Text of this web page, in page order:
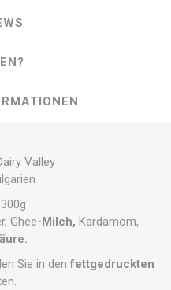
Valley
300g
Ghee-Milch, Kardamom,
Sie in den fettgedruckten